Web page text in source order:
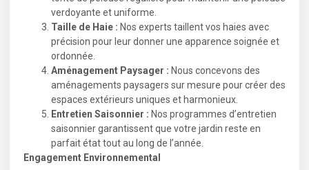
verdoyante et uniforme.
Taille de Haie : Nos experts taillent vos haies avec
précision pour leur donner une apparence soignée et
ordonnée.
Aménagement Paysager : Nous concevons des
aménagements paysagers sur mesure pour créer des
espaces extérieurs uniques et harmonieux.
Entretien Saisonnier : Nos programmes d’entretien
saisonnier garantissent que votre jardin reste en
parfait état tout au long de l’année.
Engagement Environnemental